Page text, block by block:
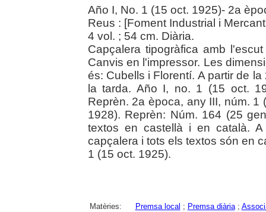
Año I, No. 1 (15 oct. 1925)- 2a
Reus : [Foment Industrial i
4 vol. ; 54 cm. Diària.
Capçalera tipogràfica amb
Canvis en l'impressor. Les
és: Cubells i Florentí. A partir de
la tarda. Año I, no. 1 (15 oct.
Reprèn. 2a època, any III, núm. 1
1928). Reprèn: Núm. 164 (25
textos en castellà i en català.
capçalera i tots els textos són en
1 (15 oct. 1925).
Matèries: Premsa local ; Premsa diària;